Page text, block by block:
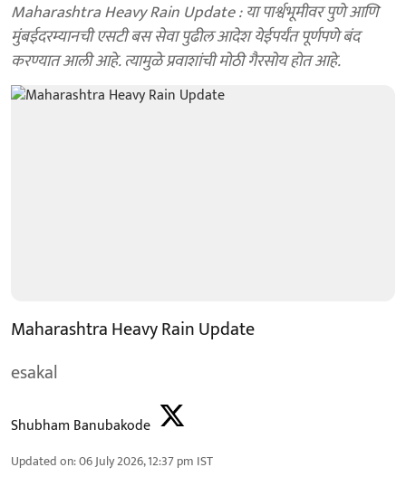
Maharashtra Heavy Rain Update : या पार्श्वभूमीवर पुणे आणि
मुंबईदरम्यानची एसटी बस सेवा पुढील आदेश येईपर्यंत पूर्णपणे बंद
करण्यात आली आहे. त्यामुळे प्रवाशांची मोठी गैरसोय होत आहे.
Maharashtra Heavy Rain Update
esakal
Shubham Banubakode
Updated on:06 July 2026, 12:37 pm IST